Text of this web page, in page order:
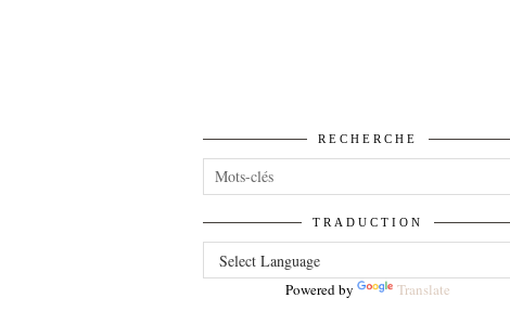
RECHERCHE
TRADUCTION
Powered by Translate